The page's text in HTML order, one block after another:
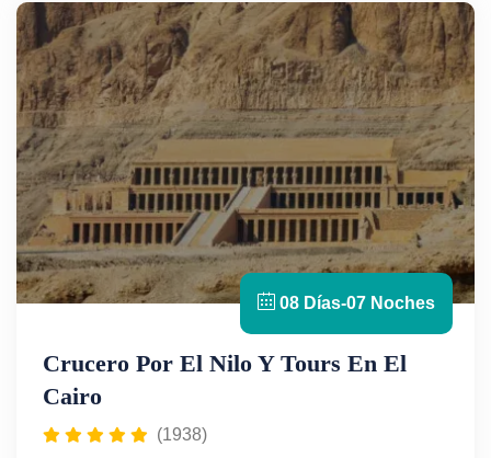
magia del antiguo Egipto harán de estas fiestas una
experiencia inolvidable. Todo organizado porEgypt
For Travel: vuelos internos, hoteles, visitas y
traslados incluidos.
08 Días-07 Noches
Crucero Por El Nilo Y Tours En El
Cairo
(1938)